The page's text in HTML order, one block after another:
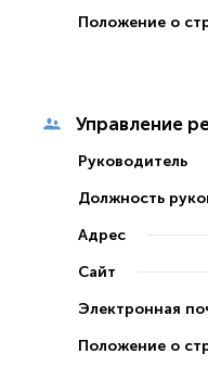
Положение о
Управление
Руководитель
Должность
Адрес
Сайт
Электронная
Положение о